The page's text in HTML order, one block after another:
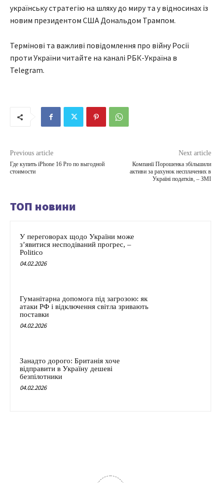
українську стратегію на шляху до миру та у відносинах із
новим президентом США Дональдом Трампом.
Термінові та важливі повідомлення про війну Росії
проти України читайте на каналі РБК-Україна в
Telegram.
Previous article
Где купить iPhone 16 Pro по выгодной
стоимости
Next article
Компанії Порошенка збільшили
активи за рахунок несплачених в
Україні податків, – ЗМІ
ТОП новини
У переговорах щодо України може
з’явитися несподіваний прогрес, –
Politico
04.02.2026
Гуманітарна допомога під загрозою: як
атаки РФ і відключення світла зривають
поставки
04.02.2026
Занадто дорого: Британія хоче
відправити в Україну дешеві
безпілотники
04.02.2026